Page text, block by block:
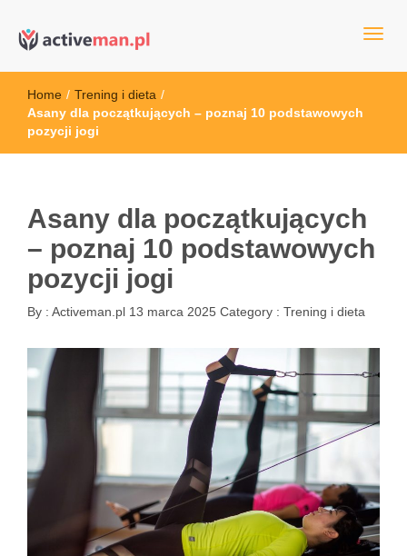
active man – sprzęt sportowy
sportowym
Home / Trening i dieta /
Asany dla początkujących – poznaj 10 podstawowych
pozycji jogi
Asany dla początkujących
– poznaj 10 podstawowych
pozycji jogi
By : Activeman.pl 13 marca 2025 Category : Trening i dieta